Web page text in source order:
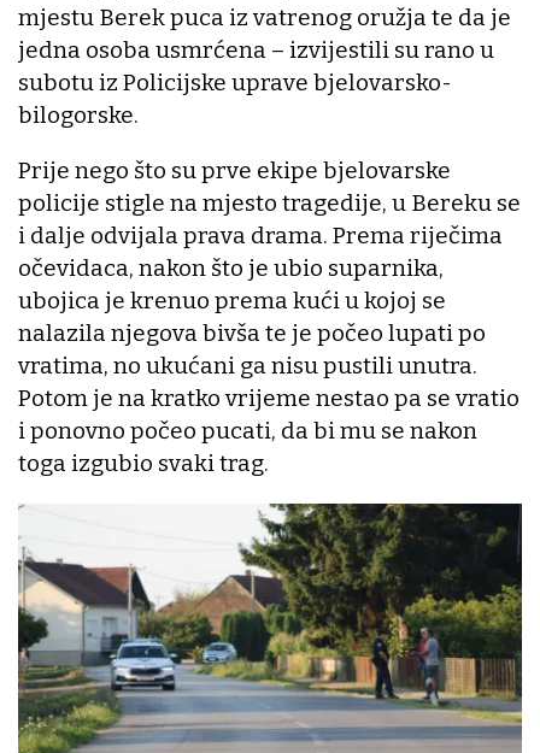
mjestu Berek puca iz vatrenog oružja te da je
jedna osoba usmrćena – izvijestili su rano u
subotu iz Policijske uprave bjelovarsko-
bilogorske.
Prije nego što su prve ekipe bjelovarske
policije stigle na mjesto tragedije, u Bereku se
i dalje odvijala prava drama. Prema riječima
očevidaca, nakon što je ubio suparnika,
ubojica je krenuo prema kući u kojoj se
nalazila njegova bivša te je počeo lupati po
vratima, no ukućani ga nisu pustili unutra.
Potom je na kratko vrijeme nestao pa se vratio
i ponovno počeo pucati, da bi mu se nakon
toga izgubio svaki trag.